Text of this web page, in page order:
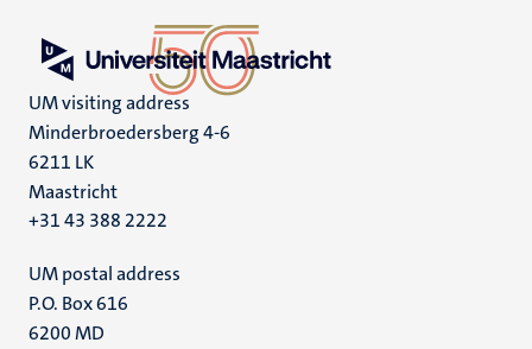
UM visiting address
Minderbroedersberg 4-6
6211 LK
Maastricht
+31 43 388 2222
UM postal address
P.O. Box 616
6200 MD